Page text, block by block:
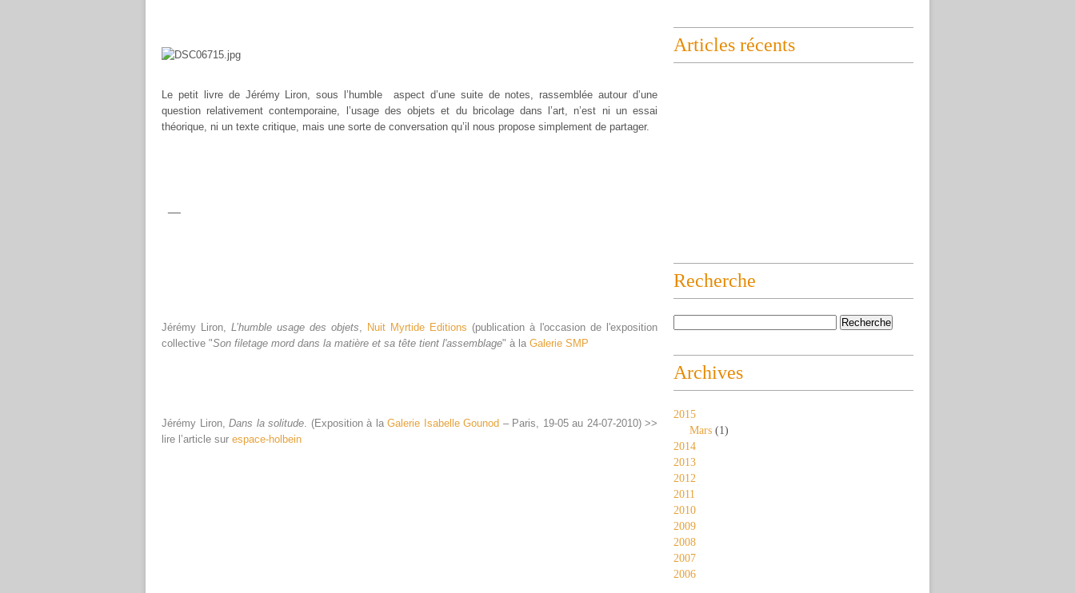
Le petit livre de Jérémy Liron, sous l’humble aspect d’une suite de notes, rassemblée autour d’une
question relativement contemporaine, l’usage des objets et du bricolage dans l’art, n’est ni un essai
théorique, ni un texte critique, mais une sorte de conversation qu’il nous propose simplement de partager.
Jérémy Liron, L’humble usage des objets, Nuit Myrtide Editions (publication à l'occasion de l'exposition
collective "Son filetage mord dans la matière et sa tête tient l'assemblage" à la Galerie SMP
Jérémy Liron, Dans la solitude. (Exposition à la Galerie Isabelle Gounod – Paris, 19-05 au 24-07-2010) >>
lire l’article sur espace-holbein
Articles récents
Recherche
Archives
2015
Mars (1)
2014
2013
2012
2011
2010
2009
2008
2007
2006